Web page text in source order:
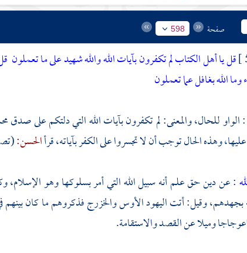
صفحة 598
قل يا أهل الكتاب لم تكفرون بآيات الله والله شهيد على ما تعملون
الله بغافل عما تعملون
: الواو للحال، والمعنى: لم تكفرون بآيات الله التي دلتكم على صدق
وهذه الحال توجب أن لا تجسروا على الكفر بآياته، قرأالحسن:
: عن دين حق علم أنه سبيل الله التي أمر بسلوكها وهو الإسلام،
بجهدهم، وقيل: أتت اليهودالأوسوالخزرجفذكروهم ما كان بينهم
وميلا عن القصد والاستقامة.